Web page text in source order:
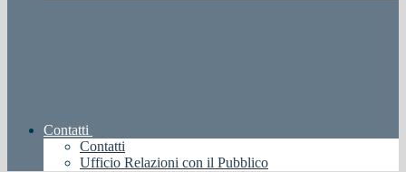
Contatti
Contatti
Ufficio Relazioni con il Pubblico